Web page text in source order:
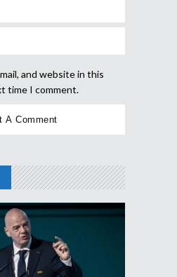
and website in this
time I comment.